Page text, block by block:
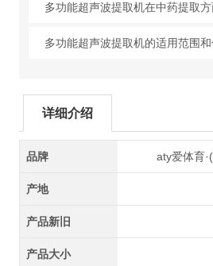
多功能超声波提取机在中药提取
多功能超声波提取机的适用范围
详细介绍
品牌 aty爱体育
产地
产品新旧
产品大小